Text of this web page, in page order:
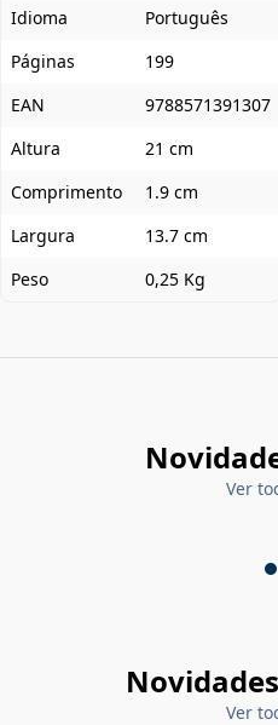
Idioma
Português
Páginas
199
EAN
9788571391307
Altura
21 cm
Comprimento
1.9 cm
Largura
13.7 cm
Peso
0,25 Kg
Ver
Ver